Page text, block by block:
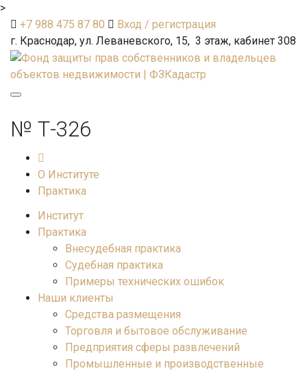
>
+7 988 475 87 80
Вход / регистрация
г. Краснодар, ул. Леваневского, 15, 3 этаж, кабинет 308
navigation
№ Т-326
О Институте
Практика
Институт
Практика
Внесудебная практика
Судебная практика
Примеры технических ошибок
Наши клиенты
Средства размещения
Торговля и бытовое обслуживание
Предприятия сферы развлечений
Промышленные и производственные